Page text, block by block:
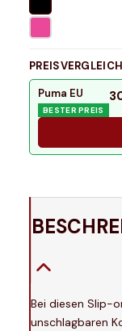
Puma EU
BESTER PREIS
Bei diesen Slip-
unschlagbaren